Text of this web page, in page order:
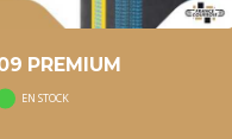
PREMIUM
EN STOCK